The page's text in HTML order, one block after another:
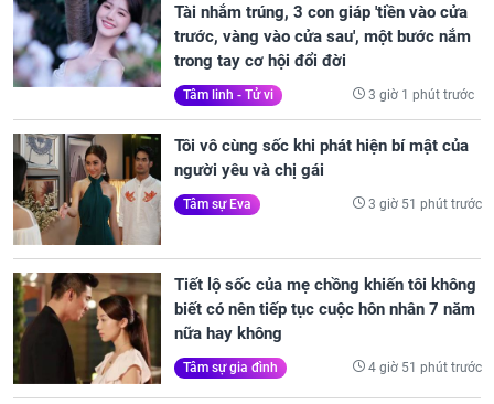
Tài nhắm trúng, 3 con giáp 'tiền vào cửa
trước, vàng vào cửa sau', một bước nắm
trong tay cơ hội đổi đời
Tâm linh - Tử vi 3 giờ 1 phút trước
Tôi vô cùng sốc khi phát hiện bí mật của
người yêu và chị gái
Tâm sự Eva 3 giờ 51 phút trước
Tiết lộ sốc của mẹ chồng khiến tôi không
biết có nên tiếp tục cuộc hôn nhân 7 năm
nữa hay không
Tâm sự gia đình 4 giờ 51 phút trước